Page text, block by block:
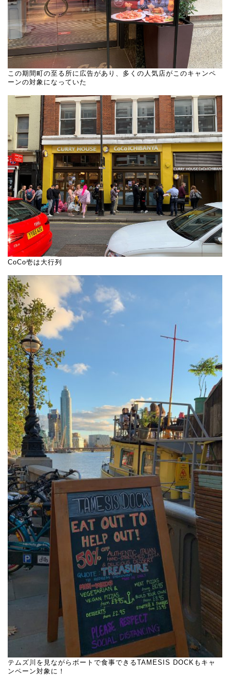
この期間町の至る所に広告があり、多くの人気店がこのキャンペ
ーンの対象になっていた
CoCo壱は大行列
テムズ川を見ながらボートで食事できるTAMESIS DOCKもキャ
ンペーン対象に！